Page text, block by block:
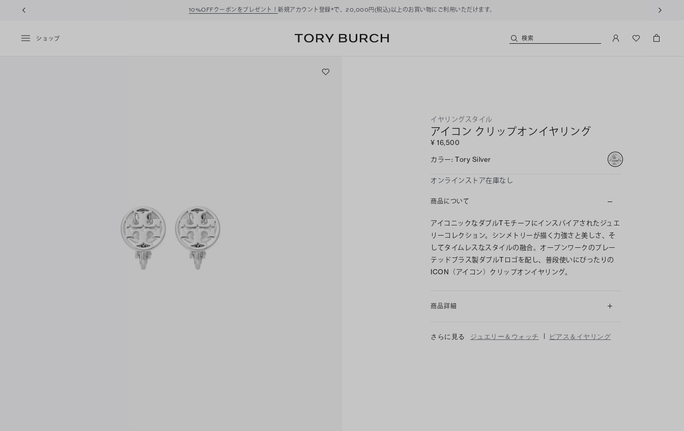
10%OFFクーポンをプレゼント！ 新規アカウント登録*で、20,000円(税込)以上のお買い物にご利用いただけます。
ショップ 検索
イヤリングスタイル
アイコン クリップオンイヤリング
¥ 16,500
カラー: Tory Silver
オンラインストア在庫なし
商品について
アイコニックなダブルTモチーフにインスパイアされたジュエ
リーコレクション。シンメトリーが描く力強さと美しさ、そ
してタイムレスなスタイルの融合。オープンワークのプレー
テッドブラス製ダブルTロゴを配し、普段使いにぴったりの
ICON（アイコン）クリップオンイヤリング。
商品詳細
さらに見る ジュエリー＆ウォッチ | ピアス＆イヤリング